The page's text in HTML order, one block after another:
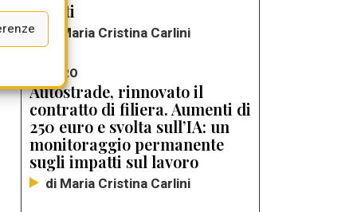
avanti
di Maria Cristina Carlini
LAVORO
Autostrade, rinnovato il
contratto di filiera. Aumenti di
250 euro e svolta sull’IA: un
monitoraggio permanente
sugli impatti sul lavoro
di Maria Cristina Carlini